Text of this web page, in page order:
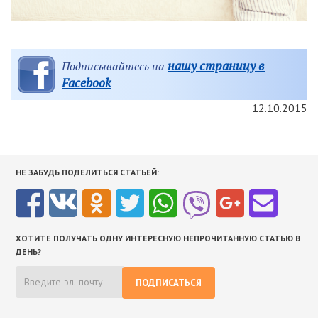
Подписывайтесь на нашу страницу в
Facebook
12.10.2015
НЕ ЗАБУДЬ ПОДЕЛИТЬСЯ СТАТЬЕЙ:
ХОТИТЕ ПОЛУЧАТЬ ОДНУ ИНТЕРЕСНУЮ НЕПРОЧИТАННУЮ СТАТЬЮ В
ДЕНЬ?
ПОДПИСАТЬСЯ